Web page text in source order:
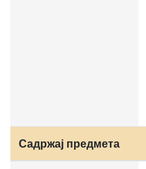
Садржај предмета